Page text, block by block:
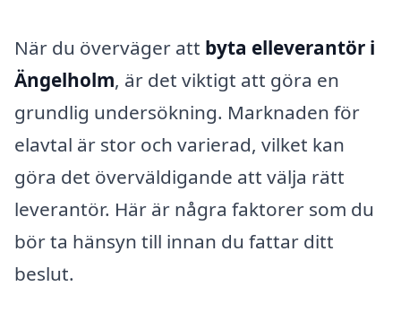
När du överväger att byta elleverantör i
Ängelholm, är det viktigt att göra en
grundlig undersökning. Marknaden för
elavtal är stor och varierad, vilket kan
göra det överväldigande att välja rätt
leverantör. Här är några faktorer som du
bör ta hänsyn till innan du fattar ditt
beslut.